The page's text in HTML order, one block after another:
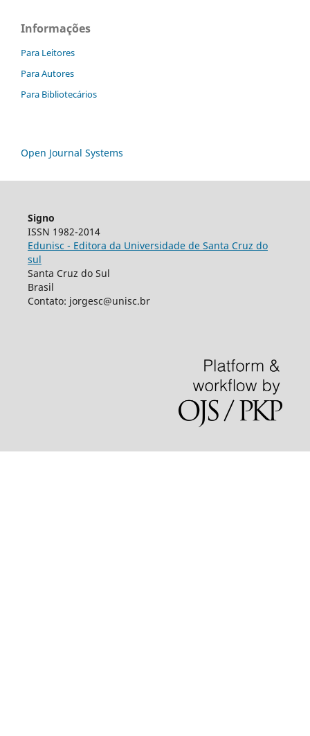
Informações
Para Leitores
Para Autores
Para Bibliotecários
Open Journal Systems
Signo
ISSN 1982-2014
Edunisc - Editora da Universidade de Santa Cruz do
sul
Santa Cruz do Sul
Brasil
Contato: jorgesc@unisc.br